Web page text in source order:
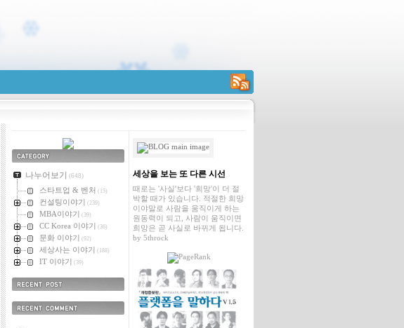
RSS
카테고리
나누어보기 (648)
스타트업 & 벤처 (15)
컨설팅이야기 (239)
MBA이야기 (39)
CC Korea 이야기 (36)
문화 이야기 (92)
세상사는 이야기 (188)
IT 이야기 (39)
세상을 보는 또 다른 시선
때로는 '사실'보다 '희망'이 더 절
박할 때가 있습니다. 적절한 희망
이야말로 사람을 움직이게 하는
원동력이 되고, 사람이 움직이면
희망은 곧 사실로 바뀌게 됩니다.
by 5throck